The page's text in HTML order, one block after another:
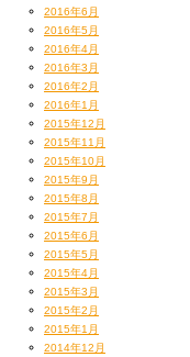
2016年6月
2016年5月
2016年4月
2016年3月
2016年2月
2016年1月
2015年12月
2015年11月
2015年10月
2015年9月
2015年8月
2015年7月
2015年6月
2015年5月
2015年4月
2015年3月
2015年2月
2015年1月
2014年12月